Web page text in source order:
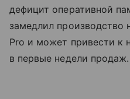
дефицит оперативной
замедлил производство
Pro и может привести к
в первые недели продаж.